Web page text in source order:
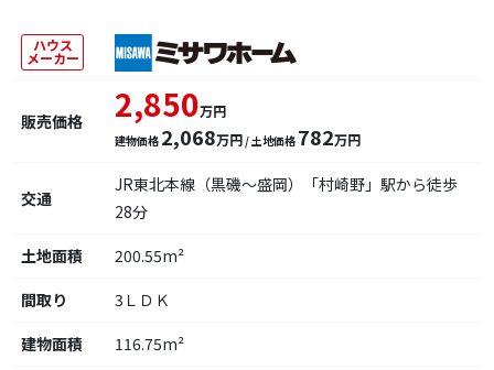
ハウス
メーカー
販売価格 2,850万円
建物価格 2,068万円/ 土地価格 782万円
交通
JR東北本線（黒磯～盛岡）「村崎野」駅から徒歩
28分
土地面積
200.55m²
間取り
3ＬＤＫ
建物面積
116.75m²